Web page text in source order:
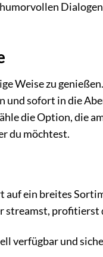
Weise zu
und sofort in die
die Option, die
du möchtest.
auf ein breites
streamst, profitierst
verfügbar und